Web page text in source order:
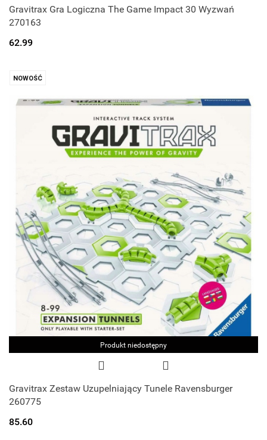
Gravitrax Gra Logiczna The Game Impact 30 Wyzwań
270163
62.99
NOWOŚĆ
Produkt niedostępny
Gravitrax Zestaw Uzupelniający Tunele Ravensburger
260775
85.60